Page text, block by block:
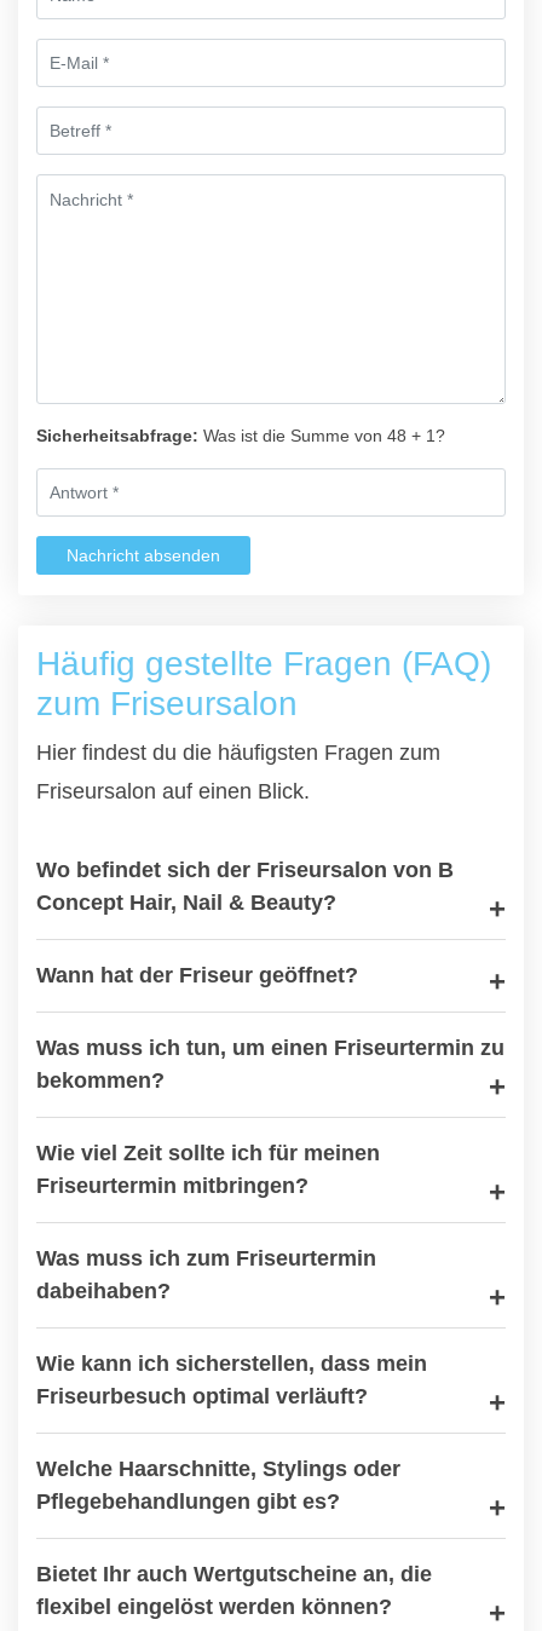
Sicherheitsabfrage: Was ist die Summe von 48 + 1?
Nachricht absenden
Häufig gestellte Fragen (FAQ)
zum Friseursalon
Hier findest du die häufigsten Fragen zum
Friseursalon auf einen Blick.
Wo befindet sich der Friseursalon von B
Concept Hair, Nail & Beauty?
Wann hat der Friseur geöffnet?
Was muss ich tun, um einen Friseurtermin zu
bekommen?
Wie viel Zeit sollte ich für meinen
Friseurtermin mitbringen?
Was muss ich zum Friseurtermin
dabeihaben?
Wie kann ich sicherstellen, dass mein
Friseurbesuch optimal verläuft?
Welche Haarschnitte, Stylings oder
Pflegebehandlungen gibt es?
Bietet Ihr auch Wertgutscheine an, die
flexibel eingelöst werden können?